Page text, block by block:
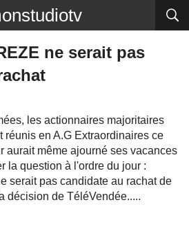
ne serait pas
les actionnaires majoritaires
réunis en A.G Extraordinaires ce
aurait même ajourné ses vacances
la question à l'ordre du jour :
serait pas candidate au rachat de
décision de TéléVendée.....